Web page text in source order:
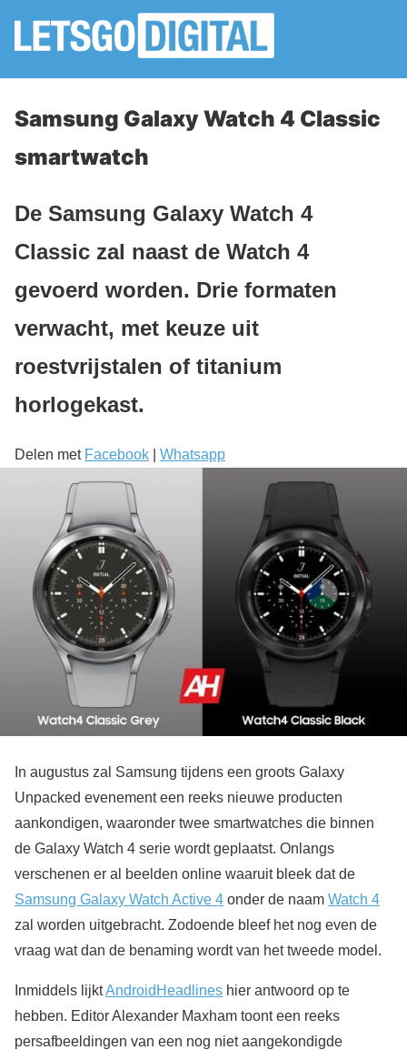
Samsung Galaxy Watch 4 Classic
smartwatch
De Samsung Galaxy Watch 4
Classic zal naast de Watch 4
gevoerd worden. Drie formaten
verwacht, met keuze uit
roestvrijstalen of titanium
horlogekast.
Delen met Facebook Whatsapp
In augustus zal Samsung tijdens een groots Galaxy
Unpacked evenement een reeks nieuwe producten
aankondigen, waaronder twee smartwatches die binnen
de Galaxy Watch 4 serie wordt geplaatst. Onlangs
verschenen er al beelden online waaruit bleek dat de
Samsung Galaxy Watch Active 4 onder de naam Watch 4
zal worden uitgebracht. Zodoende bleef het nog even de
vraag wat dan de benaming wordt van het tweede model.
Inmiddels lijktAndroidHeadlines hier antwoord op te
hebben. Editor Alexander Maxham toont een reeks
persafbeeldingen van een nog niet aangekondigde